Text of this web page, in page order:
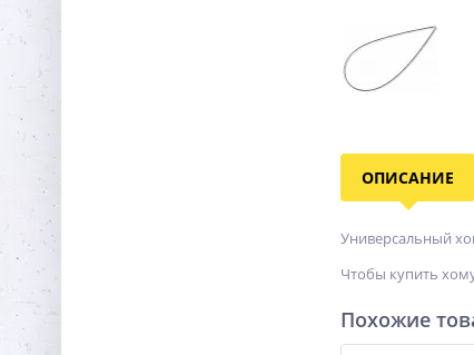
ОПИСАНИЕ
Универсальный
Чтобы купить
Похожие